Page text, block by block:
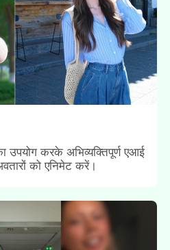
उपयोग करके अभिव्यक्तिपूर्ण एआई
को एनिमेट करें।